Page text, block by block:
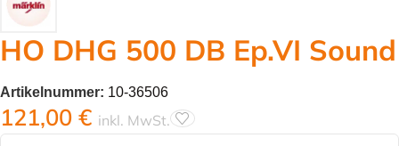
HO DHG 500 DB Ep.VI Sound
Artikelnummer: 10-36506
121,00 € inkl. MwSt.